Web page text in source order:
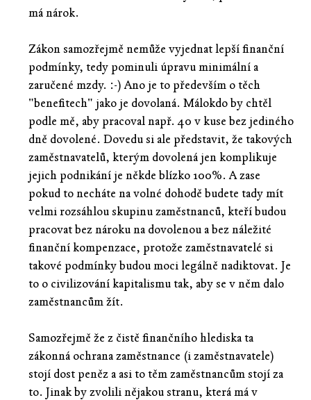
má nárok.
Zákon samozřejmě nemůže vyjednat lepší finanční
podmínky, tedy pominuli úpravu minimální a
zaručené mzdy. :-) Ano je to především o těch
"benefitech" jako je dovolaná. Málokdo by chtěl
podle mě, aby pracoval např. 40 v kuse bez jediného
dně dovolené. Dovedu si ale představit, že takových
zaměstnavatelů, kterým dovolená jen komplikuje
jejich podnikání je někde blízko 100%. A zase
pokud to necháte na volné dohodě budete tady mít
velmi rozsáhlou skupinu zaměstnanců, kteří budou
pracovat bez nároku na dovolenou a bez náležité
finanční kompenzace, protože zaměstnavatelé si
takové podmínky budou moci legálně nadiktovat. Je
to o civilizování kapitalismu tak, aby se v něm dalo
zaměstnancům žít.
Samozřejmě že z čistě finančního hlediska ta
zákonná ochrana zaměstnance (i zaměstnavatele)
stojí dost peněz a asi to těm zaměstnancům stojí za
to. Jinak by zvolili nějakou stranu, která má v